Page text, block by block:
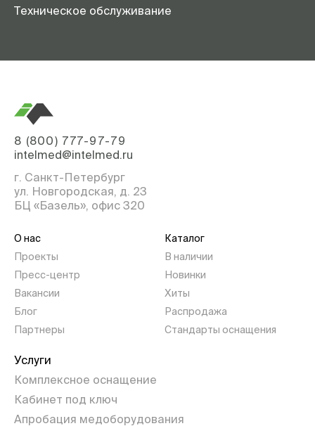
Техническое обслуживание
8 (800) 777-97-79
intelmed@intelmed.ru
г. Санкт-Петербург
ул. Новгородская, д. 23
БЦ «Базель», офис 320
О нас
Проекты
Пресс-центр
Вакансии
Блог
Партнеры
Каталог
В наличии
Новинки
Хиты
Распродажа
Стандарты оснащения
Услуги
Комплексное оснащение
Кабинет под ключ
Апробация медоборудования